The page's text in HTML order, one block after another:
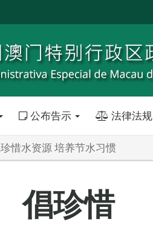
公布告示 法律法规
惜水资源 培养节水习惯
倡珍惜